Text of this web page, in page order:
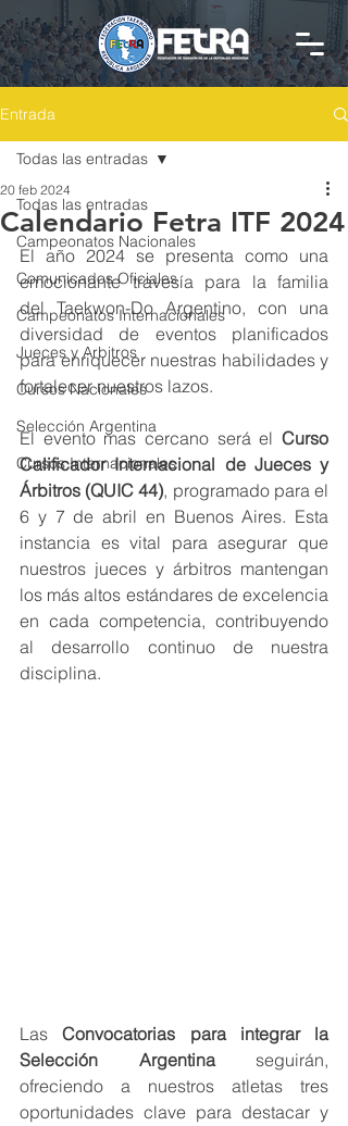
Entrada
Todas las entradas
Campeonatos Nacionales
Comunicados Oficiales
Campeonatos Internacionales
Jueces y Arbitros
Cursos Nacionales
Selección Argentina
Cursos Internacionales
Todas las entradas
Calendario Fetra ITF 2024
20 feb 2024
El año 2024 se presenta como una
emocionante travesía para la familia
del Taekwon-Do Argentino, con una
diversidad de eventos planificados
para enriquecer nuestras habilidades y
fortalecer nuestros lazos.
El evento mas cercano será el Curso
Calificador Internacional de Jueces y
Árbitros (QUIC 44), programado para el
6 y 7 de abril en Buenos Aires. Esta
instancia es vital para asegurar que
nuestros jueces y árbitros mantengan
los más altos estándares de excelencia
en cada competencia, contribuyendo
al desarrollo continuo de nuestra
disciplina.
Las Convocatorias para integrar la
Selección Argentina seguirán,
ofreciendo a nuestros atletas tres
oportunidades clave para destacar y